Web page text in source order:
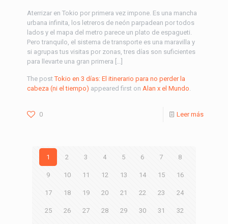
Aterrizar en Tokio por primera vez impone. Es una mancha
urbana infinita, los letreros de neón parpadean por todos
lados y el mapa del metro parece un plato de espagueti.
Pero tranquilo, el sistema de transporte es una maravilla y
si agrupas tus visitas por zonas, tres días son suficientes
para llevarte una gran primera […]
The postTokio en 3 días: El itinerario para no perder la
cabeza (ni el tiempo) appeared first on Alan x el Mundo.
0 Leer más
1 2 3 4 5 6 7 8
9 10 11 12 13 14 15 16
17 18 19 20 21 22 23 24
25 26 27 28 29 30 31 32